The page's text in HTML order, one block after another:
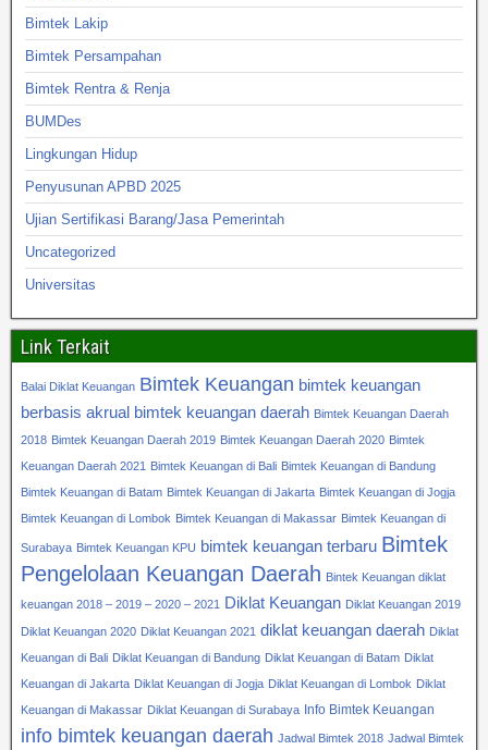
Bimtek Lakip
Bimtek Persampahan
Bimtek Rentra & Renja
BUMDes
Lingkungan Hidup
Penyusunan APBD 2025
Ujian Sertifikasi Barang/Jasa Pemerintah
Uncategorized
Universitas
Link Terkait
Balai Diklat Keuangan Bimtek Keuangan bimtek keuangan
berbasis akrual bimtek keuangan daerah Bimtek Keuangan Daerah
2018 Bimtek Keuangan Daerah 2019 Bimtek Keuangan Daerah 2020 Bimtek
Keuangan Daerah 2021 Bimtek Keuangan di Bali Bimtek Keuangan di Bandung
Bimtek Keuangan di Batam Bimtek Keuangan di Jakarta Bimtek Keuangan di Jogja
Bimtek Keuangan di Lombok Bimtek Keuangan di Makassar Bimtek Keuangan di
Surabaya Bimtek Keuangan KPU bimtek keuangan terbaru Bimtek
Pengelolaan Keuangan Daerah Bintek Keuangan diklat
keuangan 2018 – 2019 – 2020 – 2021 Diklat Keuangan Diklat Keuangan 2019
Diklat Keuangan 2020 Diklat Keuangan 2021 diklat keuangan daerah Diklat
Keuangan di Bali Diklat Keuangan di Bandung Diklat Keuangan di Batam Diklat
Keuangan di Jakarta Diklat Keuangan di Jogja Diklat Keuangan di Lombok Diklat
Keuangan di Makassar Diklat Keuangan di Surabaya Info Bimtek Keuangan
info bimtek keuangan daerah Jadwal Bimtek 2018 Jadwal Bimtek